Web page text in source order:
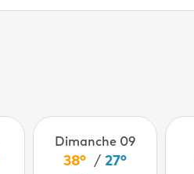
Dimanche 09
38° / 27°